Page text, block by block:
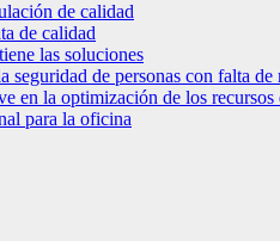
de calidad
de calidad
las soluciones
seguridad de personas con falta
en la optimización de los recursos
para la oficina